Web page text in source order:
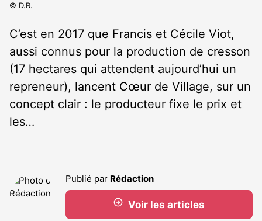
© D.R.
C’est en 2017 que Francis et Cécile Viot,
aussi connus pour la production de cresson
(17 hectares qui attendent aujourd’hui un
repreneur), lancent Cœur de Village, sur un
concept clair : le producteur fixe le prix et
les…
Publié par Rédaction
Voir les articles